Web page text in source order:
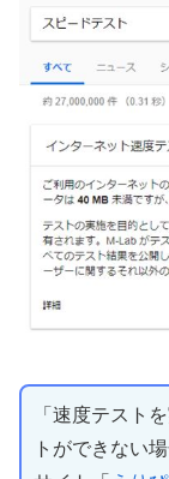
「速度テスト
トができない